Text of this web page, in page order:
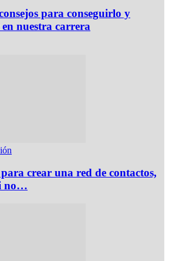
para conseguirlo y
en nuestra carrera
crear una red de contactos,
no…